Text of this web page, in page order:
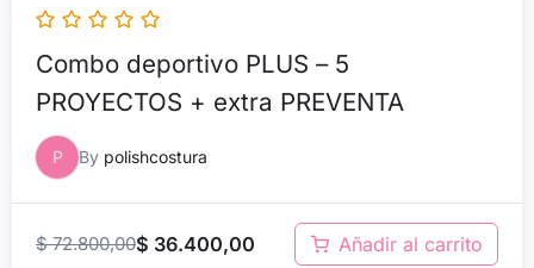
Combo deportivo PLUS – 5
PROYECTOS + extra PREVENTA
P By polishcostura
$72.800,00$ 36.400,00 Añadir al carrito